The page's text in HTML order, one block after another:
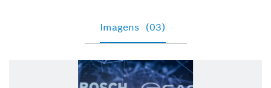
Imagens (03)